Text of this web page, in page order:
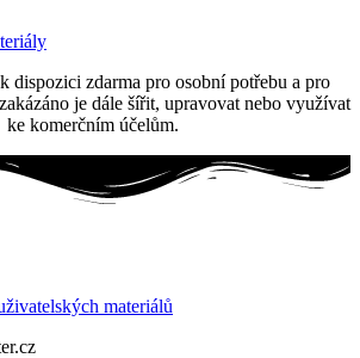
dispozici zdarma pro osobní potřebu a pro
je dále šířit, upravovat nebo využívat
ke komerčním účelům.
materiálů